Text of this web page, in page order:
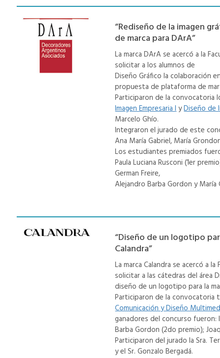
“Rediseño de la imagen
de marca para DArA”
La marca DArA se acercó a la
solicitar a los alumnos de
Diseño Gráfico la colaboración
propuesta de plataforma de
Participaron de la convocatoria
Imagen Empresaria IyDiseño de
Marcelo Ghío.
Integraron el jurado de este
Ana María Gabriel, María
Los estudiantes premiados
Paula Luciana Rusconi (1er
German Freire,
Alejandro Barba Gordon y
“Diseño de un logotipo
Calandra”
La marca Calandra se acercó a
solicitar a las cátedras del área
diseño de un logotipo para la
Participaron de la convocatoria
Comunicación y Diseño
ganadores del concurso fueron:
Barba Gordon (2do premio);
Participaron del jurado la Sra.
y el Sr. Gonzalo Bergadá.